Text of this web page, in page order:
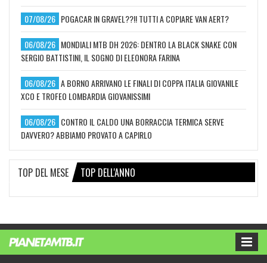
07/08/26 POGACAR IN GRAVEL??!! TUTTI A COPIARE VAN AERT?
06/08/26 MONDIALI MTB DH 2026: DENTRO LA BLACK SNAKE CON
SERGIO BATTISTINI, IL SOGNO DI ELEONORA FARINA
06/08/26 A BORNO ARRIVANO LE FINALI DI COPPA ITALIA GIOVANILE
XCO E TROFEO LOMBARDIA GIOVANISSIMI
06/08/26 CONTRO IL CALDO UNA BORRACCIA TERMICA SERVE
DAVVERO? ABBIAMO PROVATO A CAPIRLO
TOP DEL MESE TOP DELL'ANNO